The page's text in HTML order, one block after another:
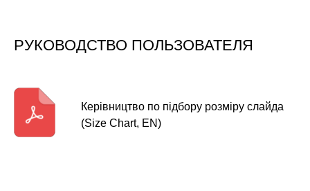
РУКОВОДСТВО ПОЛЬЗОВАТЕЛЯ
Керівництво по підбору розміру слайда
(Size Chart, EN)